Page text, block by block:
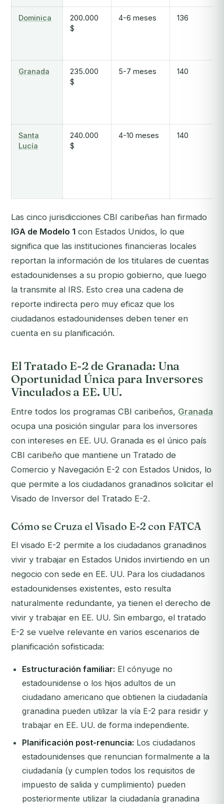
Dominica
200.000
$
4-6 meses 136
Granada
235.000
$
5-7 meses 140
Santa
Lucía
240.000
$
4-10 meses 140
Las cinco jurisdicciones CBI caribeñas han firmado
IGA de Modelo 1 con Estados Unidos, lo que
significa que las instituciones financieras locales
reportan la información de los titulares de cuentas
estadounidenses a su propio gobierno, que luego
la transmite al IRS. Esto crea una cadena de
reporte indirecta pero muy eficaz que los
ciudadanos estadounidenses deben tener en
cuenta en su planificación.
El Tratado E-2 de Granada: Una
Oportunidad Única para Inversores
Vinculados a EE. UU.
Entre todos los programas CBI caribeños, Granada
ocupa una posición singular para los inversores
con intereses en EE. UU. Granada es el único país
CBI caribeño que mantiene un Tratado de
Comercio y Navegación E-2 con Estados Unidos, lo
que permite a los ciudadanos granadinos solicitar el
Visado de Inversor del Tratado E-2.
Cómo se Cruza el Visado E-2 con FATCA
El visado E-2 permite a los ciudadanos granadinos
vivir y trabajar en Estados Unidos invirtiendo en un
negocio con sede en EE. UU. Para los ciudadanos
estadounidenses existentes, esto resulta
naturalmente redundante, ya tienen el derecho de
vivir y trabajar en EE. UU. Sin embargo, el tratado
E-2 se vuelve relevante en varios escenarios de
planificación sofisticada:
Estructuración familiar: El cónyuge no
estadounidense o los hijos adultos de un
ciudadano americano que obtienen la ciudadanía
granadina pueden utilizar la vía E-2 para residir y
trabajar en EE. UU. de forma independiente.
Planificación post-renuncia: Los ciudadanos
estadounidenses que renuncian formalmente a la
ciudadanía (y cumplen todos los requisitos de
impuesto de salida y cumplimiento) pueden
posteriormente utilizar la ciudadanía granadina